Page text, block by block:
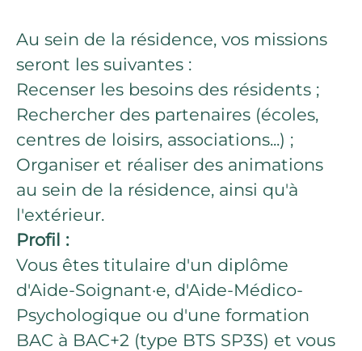
Au sein de la résidence, vos missions
seront les suivantes :
Recenser les besoins des résidents ;
Rechercher des partenaires (écoles,
centres de loisirs, associations...) ;
Organiser et réaliser des animations
au sein de la résidence, ainsi qu'à
l'extérieur.
Profil :
Vous êtes titulaire d'un diplôme
d'Aide-Soignant·e, d'Aide-Médico-
Psychologique ou d'une formation
BAC à BAC+2 (type BTS SP3S) et vous